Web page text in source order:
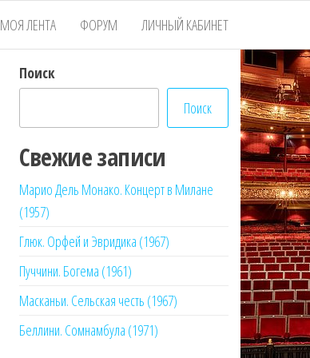
МОЯ ЛЕНТА ФОРУМ ЛИЧНЫЙ КАБИНЕТ
Поиск
Поиск
Свежие записи
Марио Дель Монако. Концерт в Милане
(1957)
Глюк. Орфей и Эвридика (1967)
Пуччини. Богема (1961)
Масканьи. Сельская честь (1967)
Беллини. Сомнамбула (1971)